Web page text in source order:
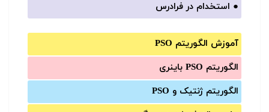
● استخدام در فرادرس
آموزش الگوریتم PSO
الگوریتم PSO باینری
الگوریتم ژنتیک و PSO